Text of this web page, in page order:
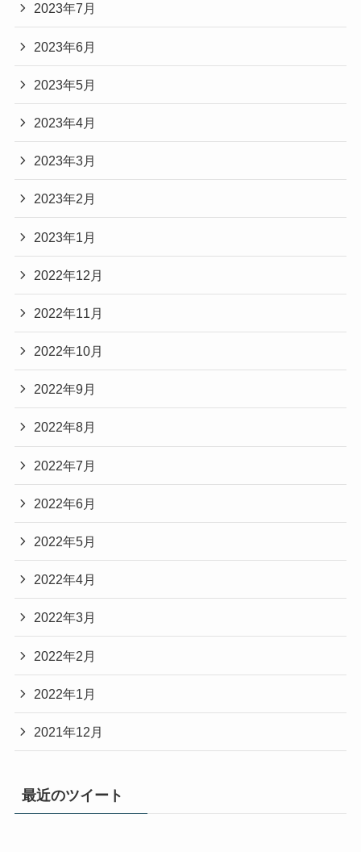
2023年7月
2023年6月
2023年5月
2023年4月
2023年3月
2023年2月
2023年1月
2022年12月
2022年11月
2022年10月
2022年9月
2022年8月
2022年7月
2022年6月
2022年5月
2022年4月
2022年3月
2022年2月
2022年1月
2021年12月
最近のツイート